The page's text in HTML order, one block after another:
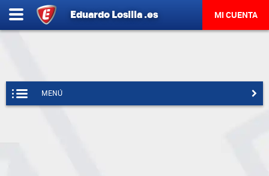
Eduardo Losilla.es MI CUENTA
MENÚ